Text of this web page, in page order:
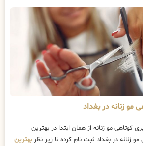
مو زنانه در بغداد
کوتاهی مو زنانه از همان ابتدا در بهترین
زنانه در بغداد ثبت نام کرده تا زیر نظربهترین